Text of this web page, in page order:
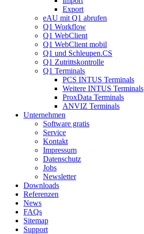
Export
eAU mit Q1 abrufen
Q1 Workflow
Q1 WebClient
Q1 WebClient mobil
Q1 und Schleupen.CS
Q1 Zutrittskontrolle
Q1 Terminals
PCS INTUS Terminals
Weitere INTUS Terminals
ProxData Terminals
ANVIZ Terminals
Unternehmen
Software gratis
Service
Kontakt
Impressum
Datenschutz
Jobs
Newsletter
Downloads
Referenzen
News
FAQs
Sitemap
Support